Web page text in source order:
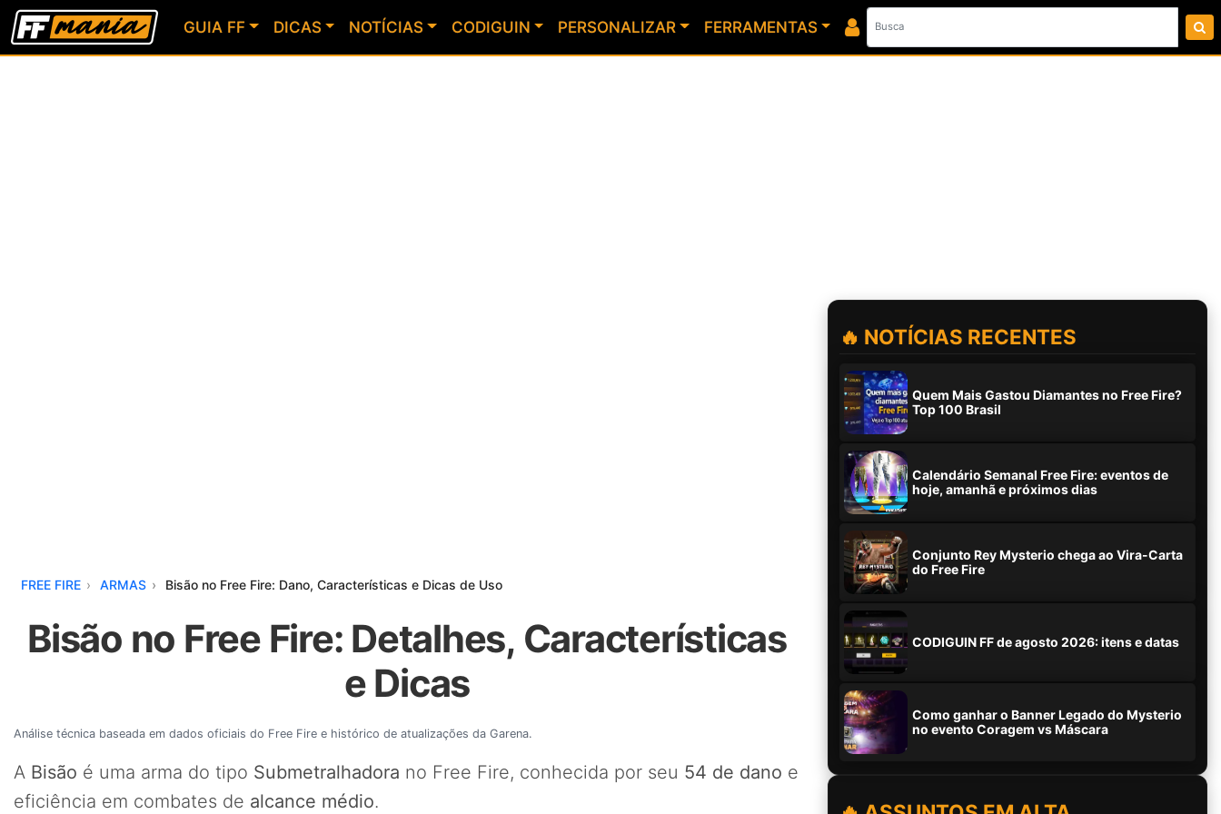
GUIA FF DICAS NOTÍCIAS CODIGUIN PERSONALIZAR FERRAMENTAS
FREE FIRE ARMAS Bisão no Free Fire: Dano, Características e Dicas de Uso
Bisão no Free Fire: Detalhes, Características
e Dicas
Análise técnica baseada em dados oficiais do Free Fire e histórico de atualizações da Garena.
A Bisão é uma arma do tipo Submetralhadora no Free Fire, conhecida por seu 54 de dano e
eficiência em combates de alcance médio.
🔥 NOTÍCIAS RECENTES
Quem Mais Gastou Diamantes no Free Fire?
Top 100 Brasil
Calendário Semanal Free Fire: eventos de
hoje, amanhã e próximos dias
Conjunto Rey Mysterio chega ao Vira-Carta
do Free Fire
CODIGUIN FF de agosto 2026: itens e datas
Como ganhar o Banner Legado do Mysterio
no evento Coragem vs Máscara